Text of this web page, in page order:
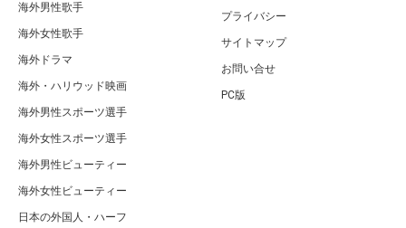
海外男性歌手
海外女性歌手
海外ドラマ
海外・ハリウッド映画
海外男性スポーツ選手
海外女性スポーツ選手
海外男性ビューティー
海外女性ビューティー
日本の外国人・ハーフ
プライバシー
サイトマップ
お問い合せ
PC版